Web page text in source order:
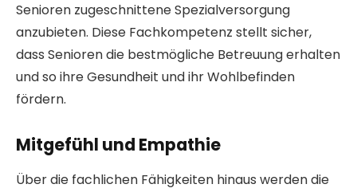
Senioren zugeschnittene Spezialversorgung
anzubieten. Diese Fachkompetenz stellt sicher,
dass Senioren die bestmögliche Betreuung erhalten
und so ihre Gesundheit und ihr Wohlbefinden
fördern.
Mitgefühl und Empathie
Über die fachlichen Fähigkeiten hinaus werden die